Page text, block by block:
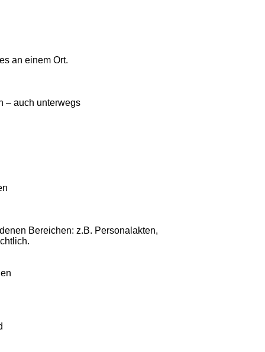
an einem Ort.
– auch unterwegs
Bereichen: z.B. Personalakten,